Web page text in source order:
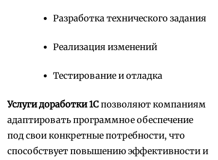
Разработка технического задания
Реализация изменений
Тестирование и отладка
Услуги доработки 1Спозволяют компаниям
адаптировать программное обеспечение
под свои конкретные потребности, что
способствует повышению эффективности и